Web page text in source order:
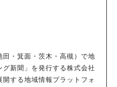
・箕面・茨木・高槻）で地
新聞」を発行する株式会社
する地域情報プラットフォ